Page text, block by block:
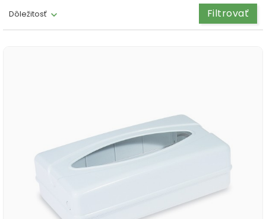
Dôležitosť Filtrovať